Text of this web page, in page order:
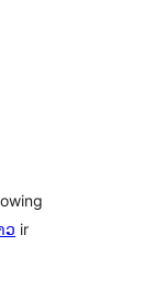
ວ ir